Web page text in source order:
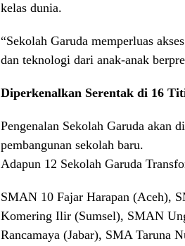
kelas dunia.
“Sekolah Garuda memperluas
dan teknologi dari anak-anak
Diperkenalkan Serentak di 16
Pengenalan Sekolah Garuda akan
pembangunan sekolah baru.
Adapun 12 Sekolah Garuda
SMAN 10 Fajar Harapan (Aceh),
Komering Ilir (Sumsel), SMAN
Rancamaya (Jabar), SMA Taruna